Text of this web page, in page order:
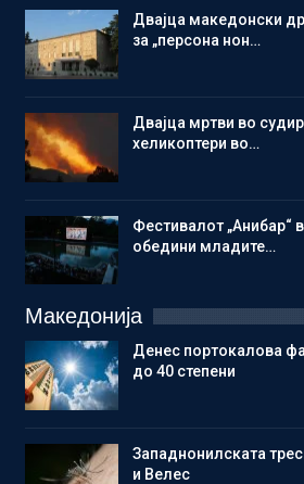
Двајца македонски
за „персона нон…
Двајца мртви во
хеликоптери во…
Фестивалот „Анибар“
обедини младите…
Македонија
Денес портокалова
до 40 степени
Западнонилската
и Велес